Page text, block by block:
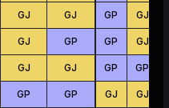
GJ GJ
GJ GP
GJ GJ
GP GP
GP GJ
GP GJ
GP GP
GJ GJ